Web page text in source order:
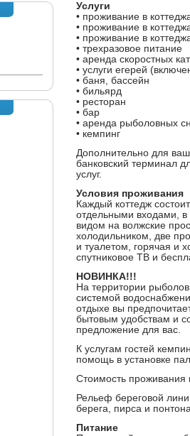
Услуги
• проживание в
• проживание в
• проживание в
• трехразовое питание
• аренда скоростных
• услуги егерей
• баня, бассейн
• бильярд
• ресторан
• бар
• аренда рыболовных
• кемпинг
Дополнительно для
банковский терминал
услуг.
Условия проживания
Каждый коттедж
отдельными входами, в
видом на волжские
холодильником, две
и туалетом, горячая и
спутниковое ТВ и
НОВИНКА!!!
На территории
системой
отдыхе вы
бытовым удобствам и
предложение для вас.
К услугам гостей
помощь в установке
Стоимость проживания
Рельеф береговой
берега, пирса и
Питание